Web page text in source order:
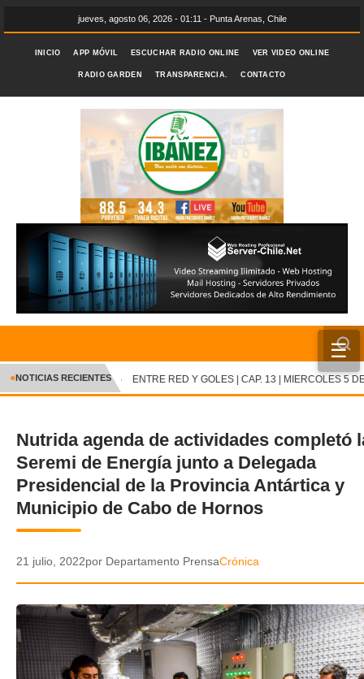
jueves, agosto 06, 2026 - 01:11 - Punta Arenas, Chile
INICIO APP MÓVIL ESCUCHAR RADIO ONLINE VER VIDEO ONLINE
RADIO GARDEN TRANSPARENCIA. CONTACTO
☰
INICIO
CRÓNICA
DEPORTES
ENTRETENIMIENTO Y CULTURA
POLICIAL
VIDEOS
GALERIA DE FOTOS
✕
●NOTICIAS RECIENTES ENTRE RED Y GOLES | CAP. 13 | MIERCOLES 5
Nutrida agenda de actividades completó
Seremi de Energía junto a Delegada
Presidencial de la Provincia Antártica y
Municipio de Cabo de Hornos
21 julio, 2022por Departamento PrensaCrónica